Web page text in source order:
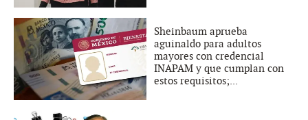
Sheinbaum aprueba
aguinaldo para adultos
mayores con credencial
INAPAM y que cumplan con
estos requisitos;...